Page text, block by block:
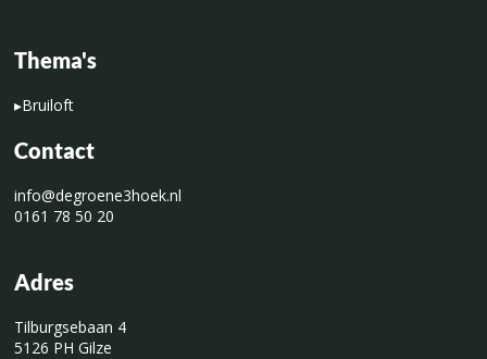
Thema's
▸Bruiloft
Contact
info@degroene3hoek.nl
0161 78 50 20
Adres
Tilburgsebaan 4
5126 PH Gilze